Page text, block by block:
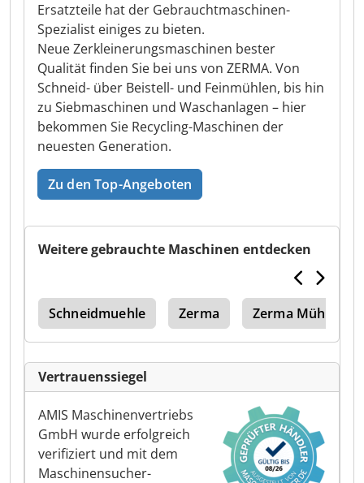
Ersatzteile hat der Gebrauchtmaschinen-
Spezialist einiges zu bieten.
Neue Zerkleinerungsmaschinen bester
Qualität finden Sie bei uns von ZERMA. Von
Schneid- über Beistell- und Feinmühlen, bis hin
zu Siebmaschinen und Waschanlagen – hier
bekommen Sie Recycling-Maschinen der
neuesten Generation.
Zu den Top-Angeboten
Weitere gebrauchte Maschinen entdecken
Schneidmuehle Zerma Zerma Mühle
Vertrauenssiegel
AMIS Maschinenvertriebs
GmbH wurde erfolgreich
verifiziert und mit dem
Maschinensucher-